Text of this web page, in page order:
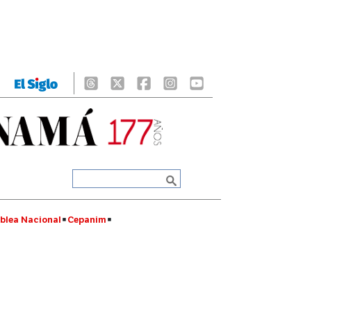
Nacional Cepanim